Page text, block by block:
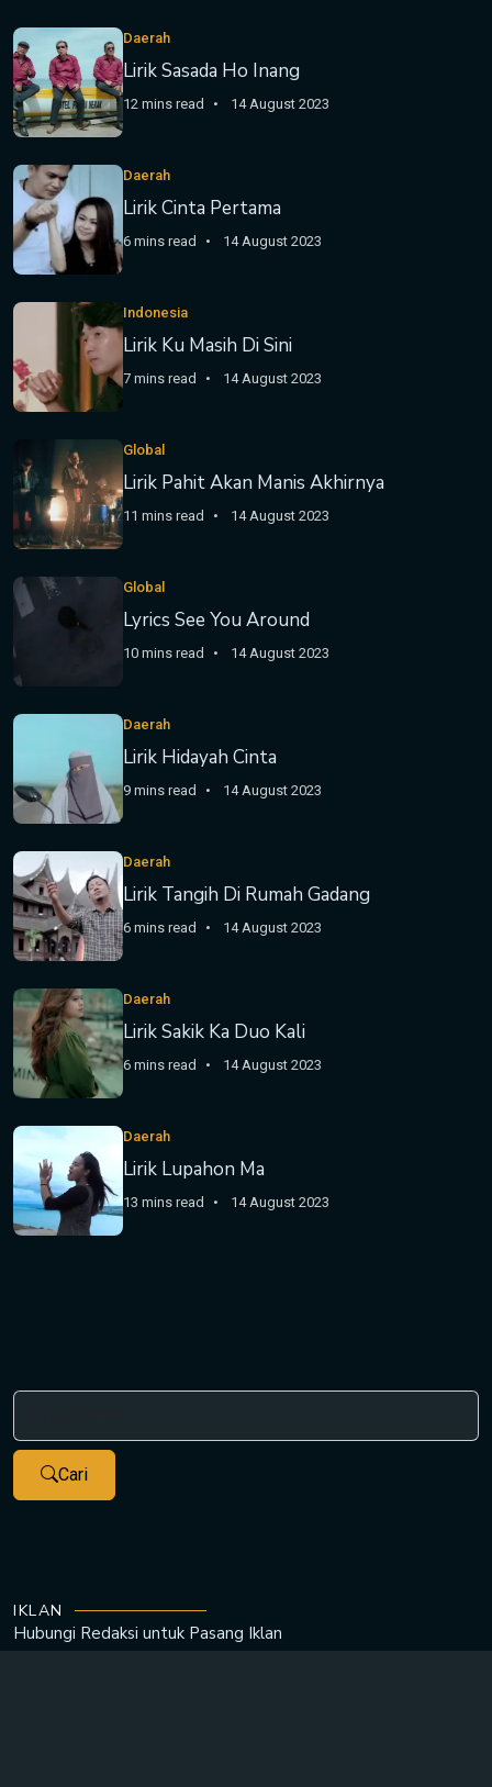
Daerah
Lirik Sasada Ho Inang
12 mins read 14 August 2023
Daerah
Lirik Cinta Pertama
6 mins read 14 August 2023
Indonesia
Lirik Ku Masih Di Sini
7 mins read 14 August 2023
Global
Lirik Pahit Akan Manis Akhirnya
11 mins read 14 August 2023
Global
Lyrics See You Around
10 mins read 14 August 2023
Daerah
Lirik Hidayah Cinta
9 mins read 14 August 2023
Daerah
Lirik Tangih Di Rumah Gadang
6 mins read 14 August 2023
Daerah
Lirik Sakik Ka Duo Kali
6 mins read 14 August 2023
Daerah
Lirik Lupahon Ma
13 mins read 14 August 2023
Cari
IKLAN
Hubungi Redaksi untuk Pasang Iklan